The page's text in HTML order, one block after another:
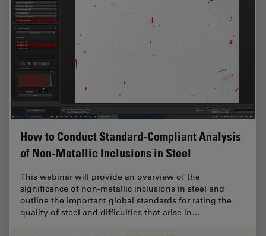
How to Conduct Standard-Compliant Analysis
of Non-Metallic Inclusions in Steel
This webinar will provide an overview of the
significance of non-metallic inclusions in steel and
outline the important global standards for rating the
quality of steel and difficulties that arise in…